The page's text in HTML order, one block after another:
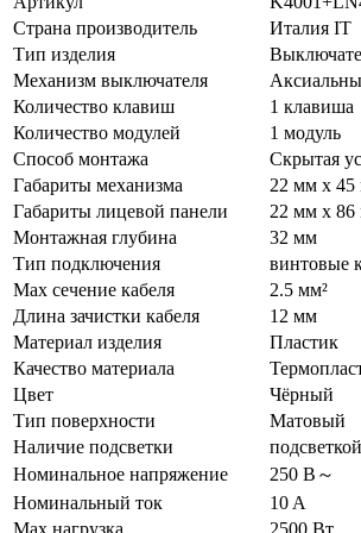
Страна производитель
Италия IT
Тип изделия
Механизм выключателя
Количество клавиш
1 клавиша
Количество модулей
1 модуль
Способ монтажа
Скрытая
Габариты механизма
22 мм x
Габариты лицевой панели
22 мм x
Монтажная глубина
32 мм
Тип подключения
винтовые
Max сечение кабеля
2.5 мм²
Длина зачистки кабеля
12 мм
Материал изделия
Пластик
Качество материала
Цвет
Чёрный
Тип поверхности
Матовый
Наличие подсветки
Номинальное напряжение
250 В～
Номинальный ток
10 A
Max нагрузка
2500 Вт